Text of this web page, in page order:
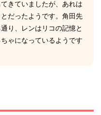
きていましたが、あれは
だったようです。角田先
り、レンはリコの記憶と
ゃになっているようです